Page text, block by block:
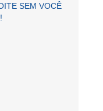
SEM VOCÊ